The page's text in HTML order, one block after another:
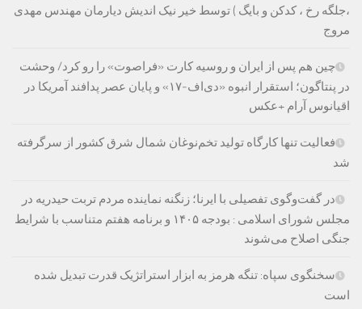
،جلگه رخ ، کدکن و بایگ ) توسط خیر نیک اندیش دیارمان مهندس مهدی
مروج
چین هم پس از ایران و روسیه کارت «فراصوت» را رو کرد/ وحشت
در پنتاگون؛ استقرار انبوه «دی‌اف‑۱۷» و پایان عصر پدافند آمریکا در
اقیانوس آرام +عکس
فعالیت تنها کارگاه تولید تخم‌نوغان شمال شرق کشور از سرگرفته
شد
در گفت‌وگوی تفصیلی با ایرنا؛ زنگنه نماینده مردم تربت حیدریه در
مجلس شورای اسلامی : بودجه ۱۴۰۵ و برنامه هفتم متناسب با شرایط
جنگی اصلاح می‌شوند
سخنگوی سپاه: تنگه هرمز به ابزار استراتژیک قدرت تبدیل شده
است